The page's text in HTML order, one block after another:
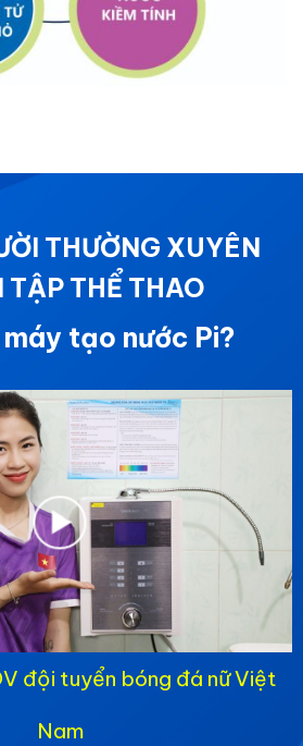
THƯỜNG XUYÊN
TẬP THỂ THAO
tạo nước Pi?
đội tuyển bóng đá nữ Việt
Nam